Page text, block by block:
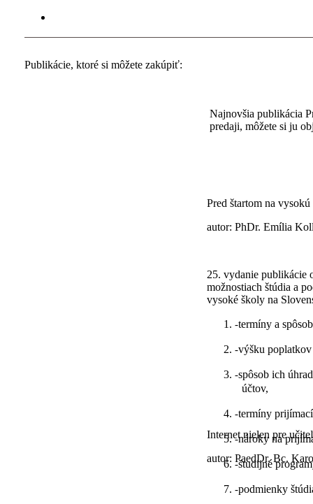
Publikácie, ktoré si môžete zakúpiť:
Najnovšia publikácia
predaji, môžete si ju
Internet nielen pre
autor: PaedDr. Bc.
Pred štartom na
autor: PhDr. Emília
25. vydanie publikácie
možnostiach štúdia a
vysoké školy na
-termíny a
-výšku
-spôsob ich
účtov,
-termíny
-nároky na
-študijné
-podmienky